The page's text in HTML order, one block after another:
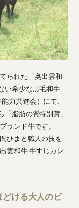
られた「奥出雲和
い希少な黒毛和牛
力共進会）にて、
脂肪の質特別賞」
ランド牛です。
ひまと職人の技を
雲和牛 牛すじカレ
どける大人のビ